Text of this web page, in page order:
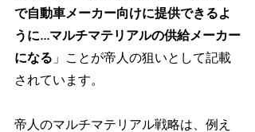
で自動車メーカー向けに提供できるよ
うに...マルチマテリアルの供給メーカー
になる 」ことが帝人の狙いとして記載
されています。
帝人のマルチマテリアル戦略は、例え